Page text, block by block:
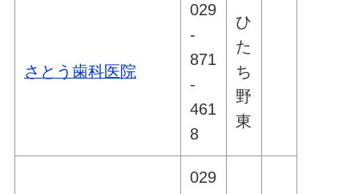
さとう歯科医院
029
-
871
-
461
8
ひ
た
ち
野
東
029